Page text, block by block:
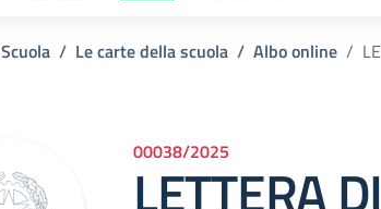
Scuola Le carte della scuola Albo online
00038/2025